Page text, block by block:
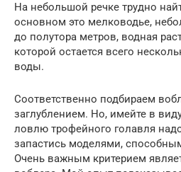
На небольшой речке трудно
основном это мелководье,
до полутора метров, водная
которой остается всего
воды.
Соответственно подбираем
заглублением. Но, имейте в
ловлю трофейного голавля
запастись моделями,
Очень важным критерием